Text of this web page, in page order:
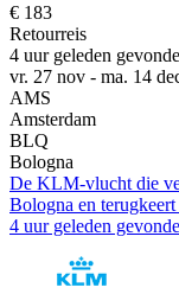
€ 183
Retourreis
4 uur geleden
vr. 27 nov - ma. 14
AMS
Amsterdam
BLQ
Bologna
De KLM-vlucht die
Bologna en
4 uur geleden